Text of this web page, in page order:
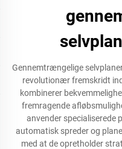
Gennemtrængelige
revolutionær fremskridt
kombinerer
fremragende
anvender specialiserede
automatisk spreder og
med at de opretholder